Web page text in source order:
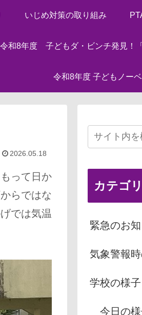
いじめ対策の取り組み
令和8年度 子どもダ・ビンチ発見！
令和8年度 子どもノー
2026.05.18
って日か
らではな
では気温
カテゴ
緊急のお
気象警報
学校の様子
今日の